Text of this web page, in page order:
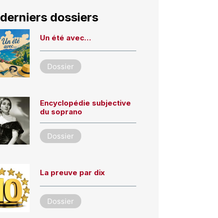
dossiers
Un été avec…
Dossier
Encyclopédie subjective
du soprano
Dossier
La preuve par dix
Dossier